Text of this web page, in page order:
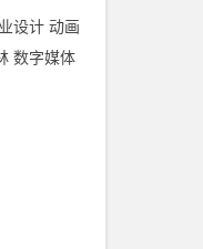
设计 动画
数字媒体